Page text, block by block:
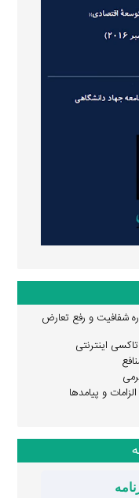
شفافیت و رفع تعارض
اینترنتی
و پیامدها